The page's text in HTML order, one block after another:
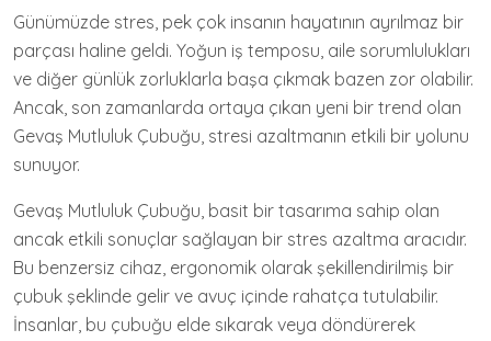
Günümüzde stres, pek çok insanın hayatının ayrılmaz bir
parçası haline geldi. Yoğun iş temposu, aile sorumlulukları
ve diğer günlük zorluklarla başa çıkmak bazen zor olabilir.
Ancak, son zamanlarda ortaya çıkan yeni bir trend olan
Gevaş Mutluluk Çubuğu, stresi azaltmanın etkili bir yolunu
sunuyor.
Gevaş Mutluluk Çubuğu, basit bir tasarıma sahip olan
ancak etkili sonuçlar sağlayan bir stres azaltma aracıdır.
Bu benzersiz cihaz, ergonomik olarak şekillendirilmiş bir
çubuk şeklinde gelir ve avuç içinde rahatça tutulabilir.
İnsanlar, bu çubuğu elde sıkarak veya döndürerek